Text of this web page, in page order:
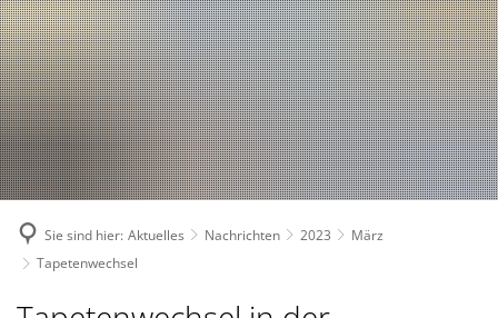
Bekanntmachungen, (Stellen-)Ausschreibungen
Nachrichten
Bürgerservice
Verwaltungsleistungen nach Lebenslagen
Verwaltungsleistungen von A-Z
Online Dienste
Abteilungen
Landkreis
Politik
Landrätin
1. Kreisbeigeordnete
2. Kreisbeigeordneter
3. Kreisbeigeordneter
Über den Landkreis
Geschichte des Landkreises
Kreiswappen
Kreiskarte
Kreishandbuch
Suche
Sie sind hier: Aktuelles Nachrichten 2023
März
Tapetenwechsel